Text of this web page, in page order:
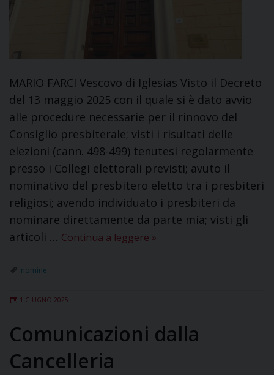
MARIO FARCI Vescovo di Iglesias Visto il Decreto
del 13 maggio 2025 con il quale si è dato avvio
alle procedure necessarie per il rinnovo del
Consiglio presbiterale; visti i risultati delle
elezioni (cann. 498-499) tenutesi regolarmente
presso i Collegi elettorali previsti; avuto il
nominativo del presbitero eletto tra i presbiteri
religiosi; avendo individuato i presbiteri da
nominare direttamente da parte mia; visti gli
articoli … Continua a leggere »
nomine
1 GIUGNO 2025
Comunicazioni dalla
Cancelleria